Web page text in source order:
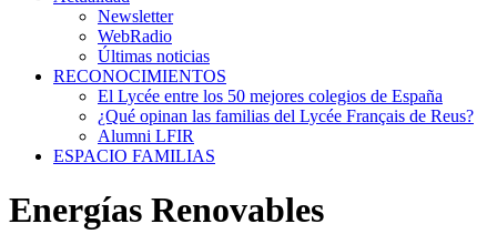
Newsletter
WebRadio
Últimas noticias
RECONOCIMIENTOS
El Lycée entre los 50 mejores colegios de España
¿Qué opinan las familias del Lycée Français de Reus?
Alumni LFIR
ESPACIO FAMILIAS
Energías Renovables